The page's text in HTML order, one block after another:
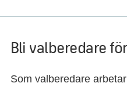
Bli valberedare
Som valberedare